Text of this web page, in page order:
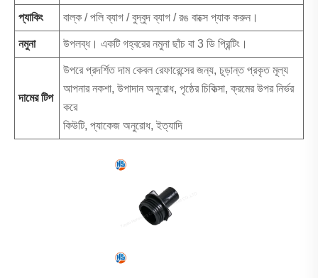
প্যাকিং বাল্ক / পলি ব্যাগ / বুদ্বুদ ব্যাগ / রঙ বাক্সে প্যাক করুন।
নমুনা উপলব্ধ। একটি গহ্বরের নমুনা ছাঁচ বা 3 ডি প্রিন্টিং।
দামের টিপ
উপরে প্রদর্শিত দাম কেবল রেফারেন্সের জন্য, চূড়ান্ত প্রকৃত মূল্য
আপনার নকশা, উপাদান অনুরোধ, পৃষ্ঠের চিকিত্সা, ক্রমের উপর নির্ভর
করে
কিউটি, প্যাকেজ অনুরোধ, ইত্যাদি